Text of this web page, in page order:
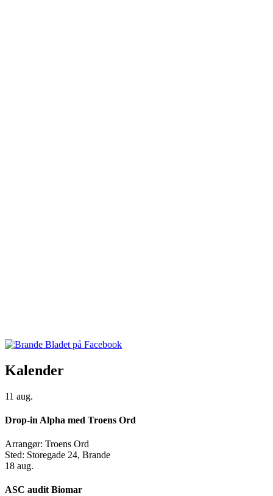
Kalender
11 aug.
Drop-in Alpha med Troens Ord
Arrangør: Troens Ord
Sted: Storegade 24, Brande
18 aug.
ASC audit Biomar